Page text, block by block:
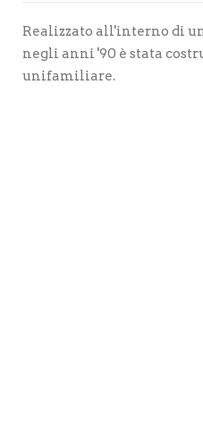
Realizzato all'interno di
negli anni '90 è stata
unifamiliare.